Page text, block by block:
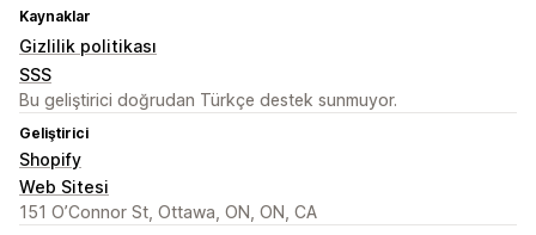
Kaynaklar
Gizlilik politikası
SSS
Bu geliştirici doğrudan Türkçe destek sunmuyor.
Geliştirici
Shopify
Web Sitesi
151 O’Connor St, Ottawa, ON, ON, CA